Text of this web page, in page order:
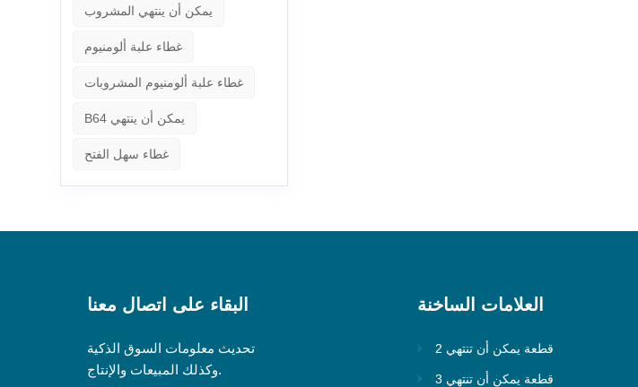
يمكن أن ينتهي المشروب
غطاء علبة ألومنيوم
غطاء علبة ألومنيوم المشروبات
B64 يمكن أن ينتهي
غطاء سهل الفتح
البقاء على اتصال معنا
تحديث معلومات السوق الذكية
وكذلك المبيعات والإنتاج.
العلامات الساخنة
2 قطعة يمكن أن تنتهي
3 قطعة يمكن أن تنتهي